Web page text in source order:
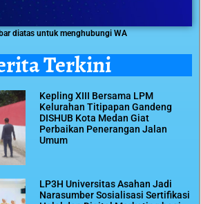
diatas untuk menghubungi WA
Terkini
Kepling XIII Bersama LPM
Kelurahan Titipapan Gandeng
DISHUB Kota Medan Giat
Perbaikan Penerangan Jalan
Umum
LP3H Universitas Asahan Jadi
Narasumber Sosialisasi Sertifikasi